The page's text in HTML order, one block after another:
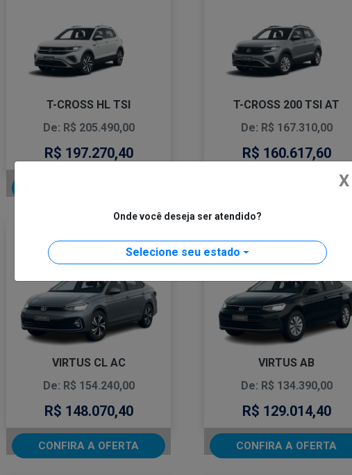
T-CROSS HL TSI
De: R$ 205.490,00
R$ 197.270,40
T-CROSS 200 TSI AT
De: R$ 167.310,00
R$ 160.617,60
VIRTUS
COMFORTLINE 2026
VIRTUS CL AC
De: R$ 154.240,00
R$ 148.070,40
CONFIRA A OFERTA
VIRTUS
VIRTUS AB
De: R$ 134.390,00
R$ 129.014,40
CONFIRA A OFERTA
X
Onde você deseja ser atendido?
Selecione seu estado